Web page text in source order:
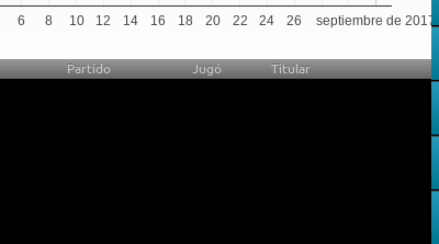
septiembre de 2017
6 8 10 12 14 16 18 20 22 24 26
Partido Jugó Titular